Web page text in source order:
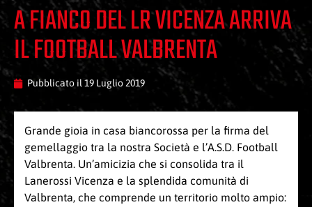
A FIANCO DEL LR VICENZA ARRIVA
IL FOOTBALL VALBRENTA
Pubblicato il 19 Luglio 2019
Grande gioia in casa biancorossa per la firma del
gemellaggio tra la nostra Società e l’A.S.D. Football
Valbrenta. Un’amicizia che si consolida tra il
Lanerossi Vicenza e la splendida comunità di
Valbrenta, che comprende un territorio molto ampio: